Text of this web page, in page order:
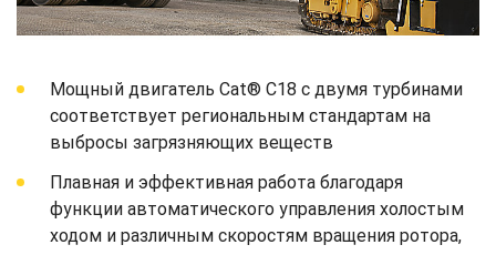
Мощный двигатель Cat® C18 с двумя турбинами
соответствует региональным стандартам на
выбросы загрязняющих веществ
Плавная и эффективная работа благодаря
функции автоматического управления холостым
ходом и различным скоростям вращения ротора,